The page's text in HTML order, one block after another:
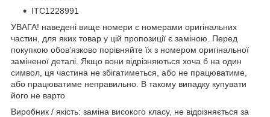
ITC1228991
УВАГА! наведені вище номери є номерами оригінальних
частин, для яких товар у цій пропозиції є заміною. Перед
покупкою обов'язково порівняйте їх з номером оригінальної
заміненої деталі. Якщо вони відрізняються хоча б на один
символ, ця частина не збігатиметься, або не працюватиме,
або працюватиме неправильно. В такому випадку купувати
його не варто
Виробник / якість: заміна високого класу, не відрізняється за